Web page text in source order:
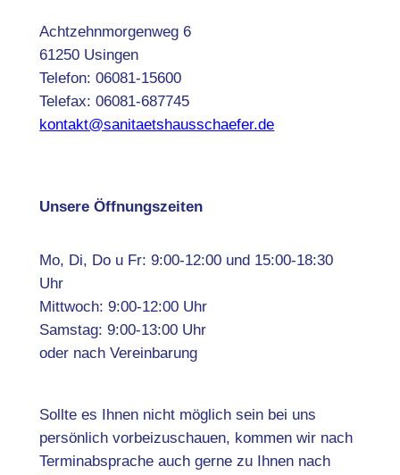
Achtzehnmorgenweg 6
61250 Usingen
Telefon: 06081-15600
Telefax: 06081-687745
kontakt@sanitaetshausschaefer.de
Unsere Öffnungszeiten
Mo, Di, Do u Fr: 9:00-12:00 und 15:00-18:30
Uhr
Mittwoch: 9:00-12:00 Uhr
Samstag: 9:00-13:00 Uhr
oder nach Vereinbarung
Sollte es Ihnen nicht möglich sein bei uns
persönlich vorbeizuschauen, kommen wir nach
Terminabsprache auch gerne zu Ihnen nach